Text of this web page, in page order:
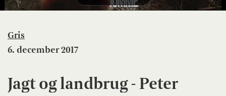
Gris
6. december 2017
Jagt og landbrug - Peter